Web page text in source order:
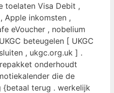
toelaten Visa Debit ,
Apple inkomsten ,
eVoucher , nobelium
beteugelen [ UKGC
, ukgc.org.uk ] .
onderhoudt
die de
{betaal terug . werkelijk